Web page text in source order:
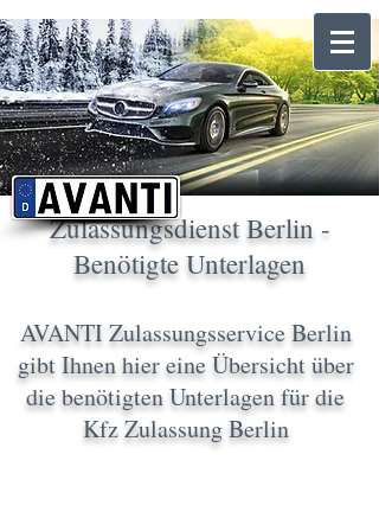
Zulassungsdienst Berlin -
Benötigte Unterlagen
AVANTI Zulassungsservice Berlin
gibt Ihnen hier eine Übersicht über
die benötigten Unterlagen für die
Kfz Zulassung Berlin